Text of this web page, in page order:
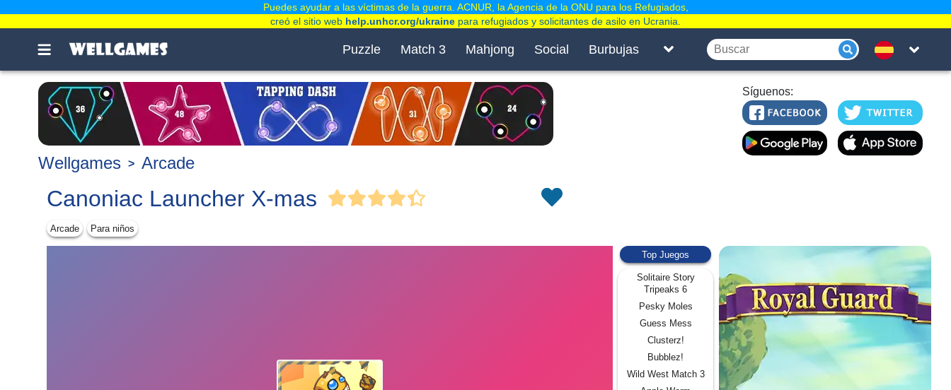
Puzzle Match 3 Mahjong Social Burbujas
Síguenos:
Wellgames Arcade
Canoniac Launcher X-mas
Arcade Para niños
Top Juegos
Solitaire Story
Tripeaks 6
Pesky Moles
Guess Mess
Clusterz!
Bubblez!
Wild West Match 3
Puedes ayudar a las víctimas de la guerra. ACNUR, la Agencia de la ONU para los Refugiados,
creó el sitio web help.unhcr.org/ukraine para refugiados y solicitantes de asilo en Ucrania.